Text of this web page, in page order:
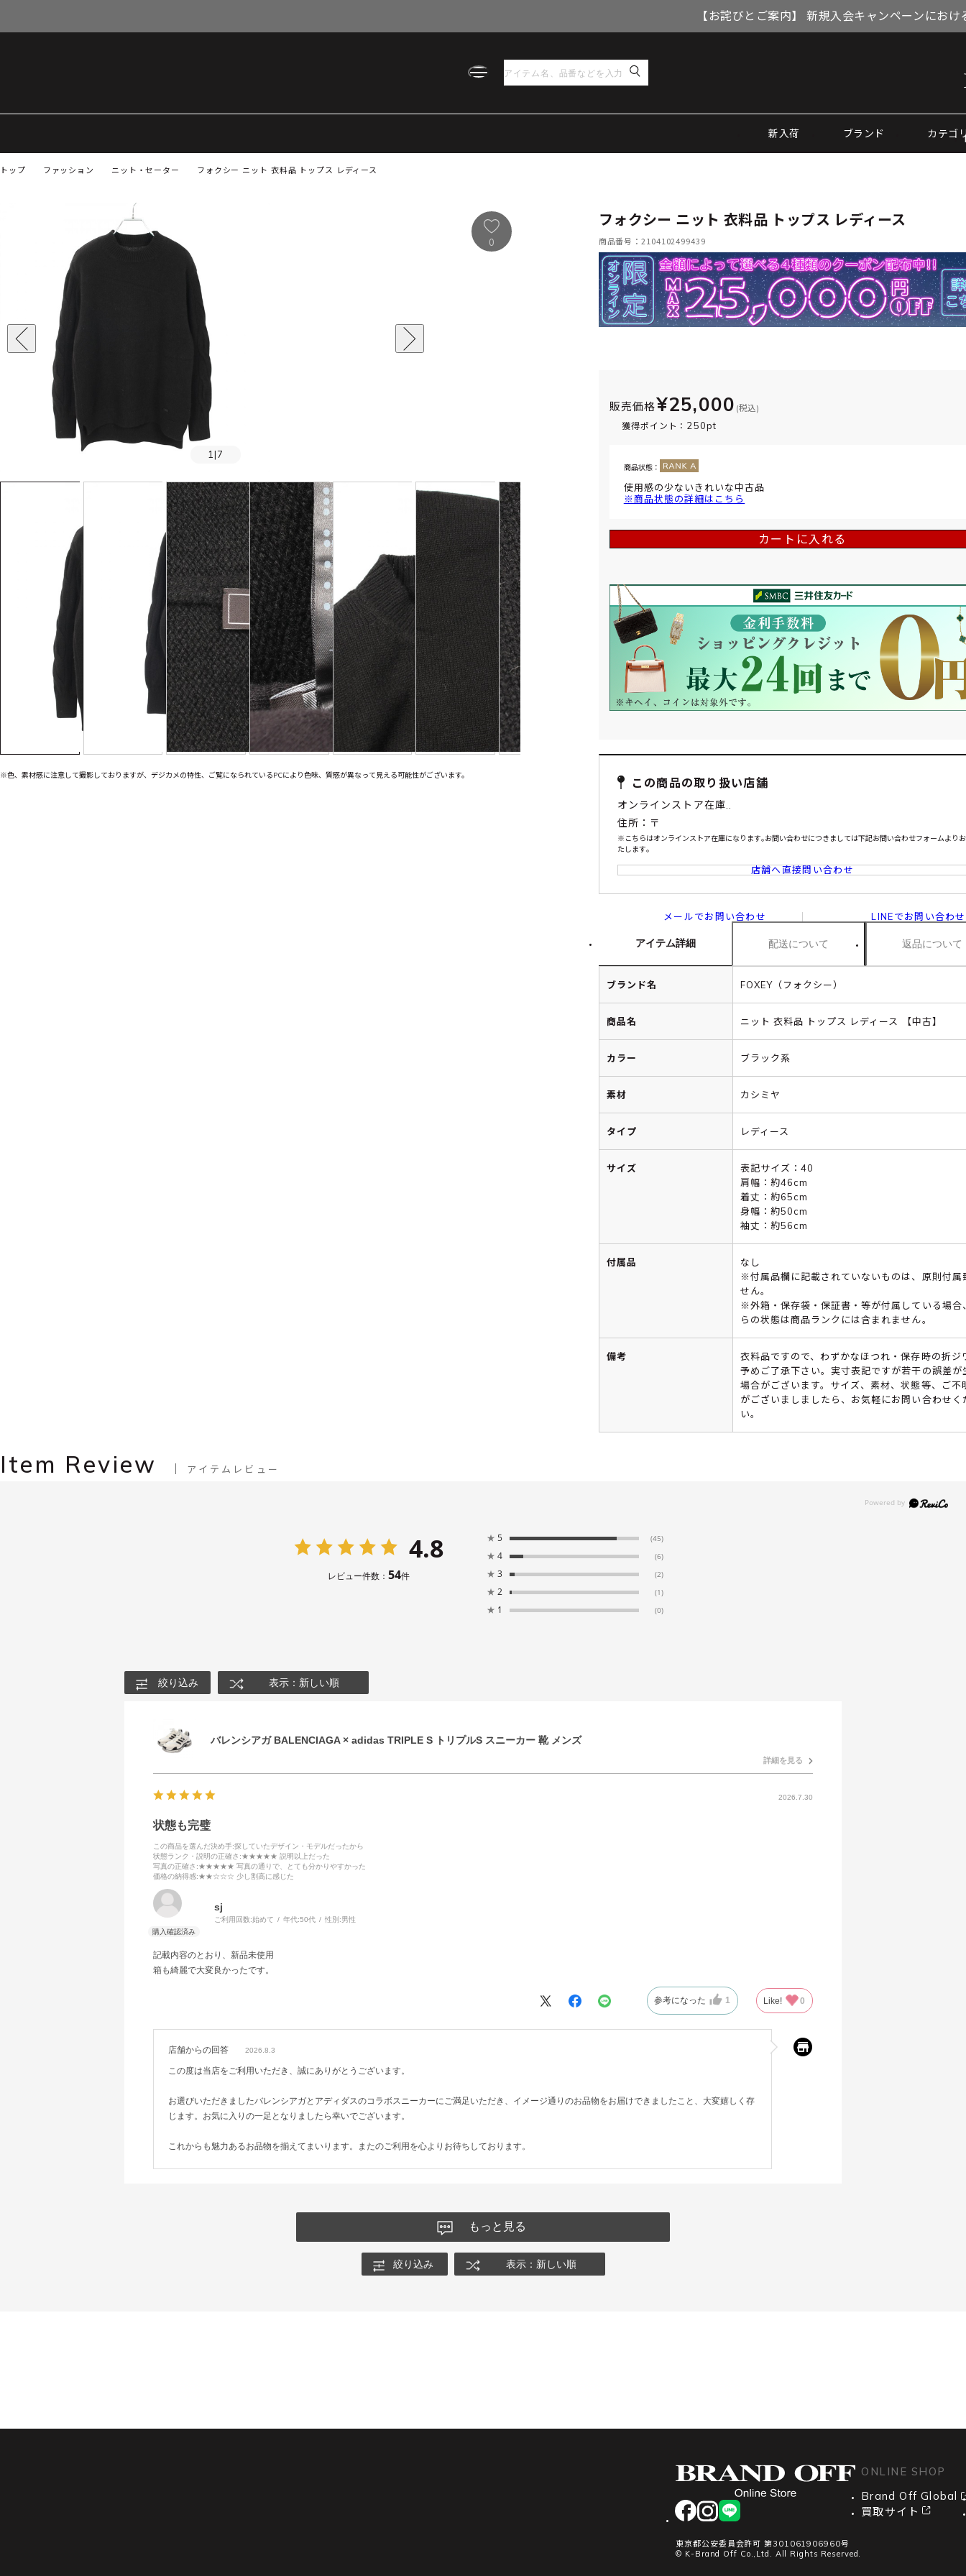
【お詫びとご案内】 新規入会キャンペーンにお
新入荷 ブランド カテゴ
トップ フォクシー ニット 衣料品 トップス レディース
ファッション ニット・セーター
1 |7
0
※色、素材感に注意して撮影しておりますが、デジカメの特性、ご覧になられているPCにより色味、質感が異なって見える可能性がございます。
フォクシー ニット 衣料品 トップス レディース
商品番号：2104102499439
販売価格¥25,000 (税込)
獲得ポイント： 250pt
商品状態：
使用感の少ないきれいな中古品
※商品状態の詳細はこちら
カートに入れる
この商品の取り扱い店舗
オンラインストア在庫..
住所：〒
※こちらはオンラインストア在庫になります｡お問い合わせにつきましては下記お問い合わせフォームより
たします｡
店舗へ直接問い合わせ
メールでお問い合わせ LINEでお問い合わせ
アイテム詳細 配送について 返品について
ブランド名 FOXEY（フォクシー）
商品名 ニット 衣料品 トップス レディース 【中古】
カラー ブラック系
素材 カシミヤ
タイプ レディース
サイズ
表記サイズ：40
肩幅：約46cm
着丈：約65cm
身幅：約50cm
袖丈：約56cm
付属品
なし
※付属品欄に記載されていないものは、原則付属
せん。
※外箱・保存袋・保証書・等が付属している場合
らの状態は商品ランクには含まれません。
備考
衣料品ですので、わずかなほつれ・保存時の折ジ
予めご了承下さい。実寸表記ですが若干の誤差が
場合がございます。サイズ、素材、状態等、ご不
がございましましたら、お気軽にお問い合わせく
い。
Item Review アイテムレビュー
4.8
レビュー件数： 54件
★ 5 (45)
★ 4 (6)
★ 3 (2)
★ 2 (1)
★ 1 (0)
絞り込み 表示：新しい順
バレンシアガ BALENCIAGA × adidas TRIPLE S トリプルS スニーカー 靴 メンズ
詳細を見る
2026.7.30
状態も完璧
この商品を選んだ決め手:探していたデザイン・モデルだったから
状態ランク・説明の正確さ :★★★★★ 説明以上だった
写真の正確さ :★★★★★ 写真の通りで、とても分かりやすかった
価格の納得感:★★☆☆☆ 少し割高に感じた
sj
ご利用回数:始めて 年代:50代 性別:男性
記載内容のとおり、新品未使用
箱も綺麗で大変良かったです。
参考になった 1 Like! 0
店舗からの回答 2026.8.3
この度は当店をご利用いただき、誠にありがとうございます。
お選びいただきましたバレンシアガとアディダスのコラボスニーカーにご満足いただき、イメージ通りのお品物をお届けできましたこと、大変嬉しく存
じます。お気に入りの一足となりましたら幸いでございます。
これからも魅力あるお品物を揃えてまいります。またのご利用を心よりお待ちしております。
もっと見る
絞り込み 表示：新しい順
facebookinstagram
LINE
東京都公安委員会許可 第301061906960号
© K-Brand Off Co.,Ltd. All Rights Reserved.
ONLINE SHOP
Brand Off Global
買取サイト